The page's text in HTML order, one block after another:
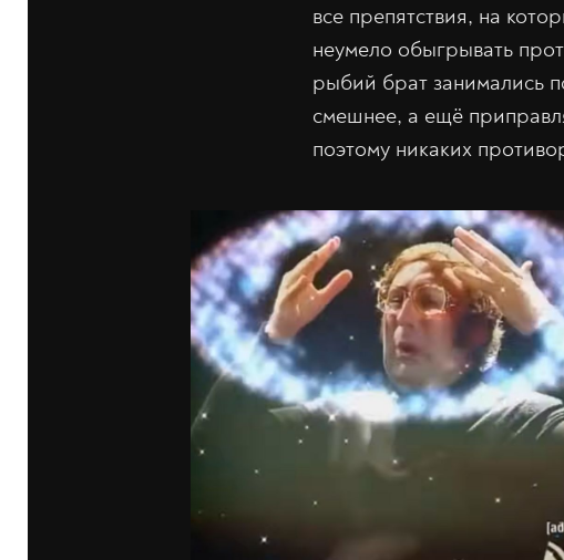
все препятствия, на
неумело обыгрывать
рыбий брат занимались
смешнее, а ещё
поэтому никаких